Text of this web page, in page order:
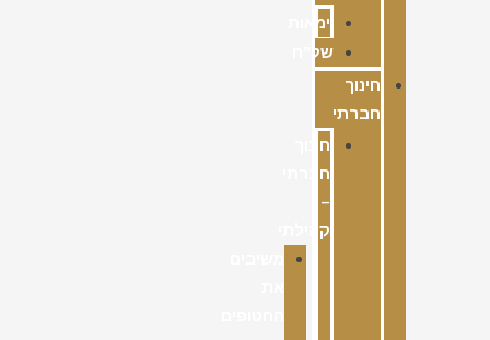
ימאות
של”ח
חינוך
חברתי
חינוך
חברתי
–
קהילתי